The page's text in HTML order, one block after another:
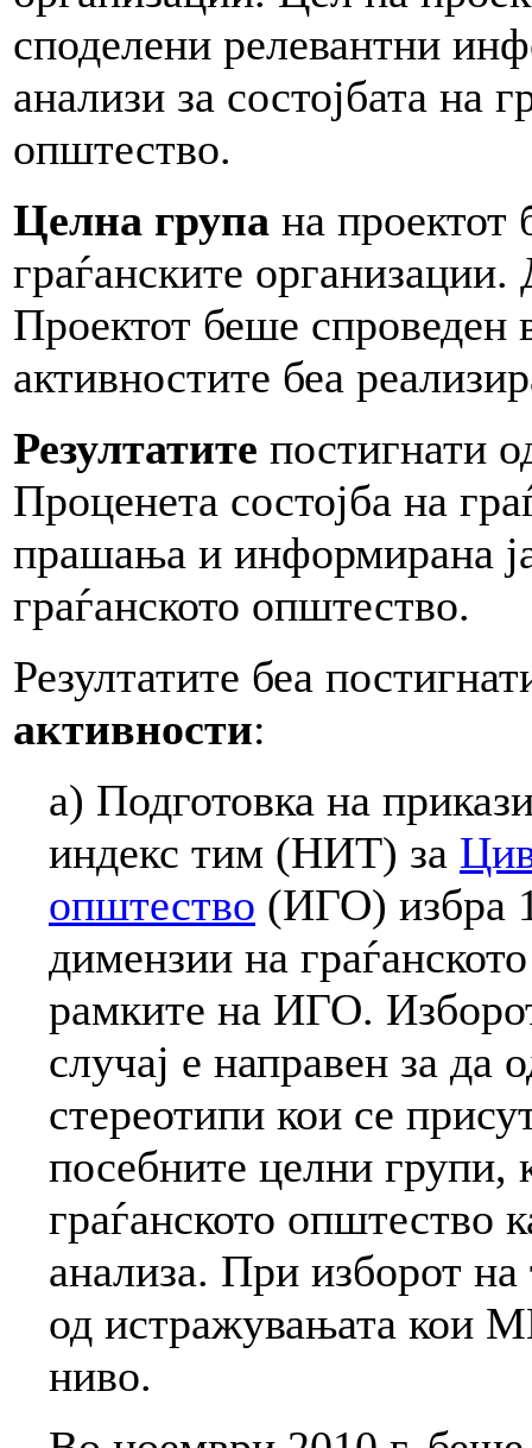
споделени релевантни
анализи за состојбата на
општество.
Целна група на проектот
граѓанските
Проектот беше спроведен
активностите беа
Резултатите постигнати
Проценета состојба на
прашања и информирана
граѓанското општество.
Резултатите беа
активности:
а) Подготовка на
индекс тим (НИТ) за
општество (ИГО) избра
димензии на
рамките на ИГО.
случај е направен за да
стереотипи кои се
посебните целни групи,
граѓанското општество
анализа. При изборот
од истражувањата кои
ниво.